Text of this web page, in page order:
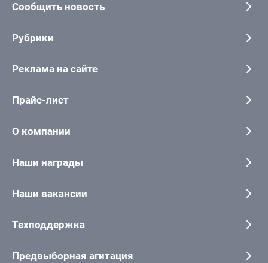
Сообщить новость
Рубрики
Реклама на сайте
Прайс-лист
О компании
Наши награды
Наши вакансии
Техподдержка
Предвыборная агитация